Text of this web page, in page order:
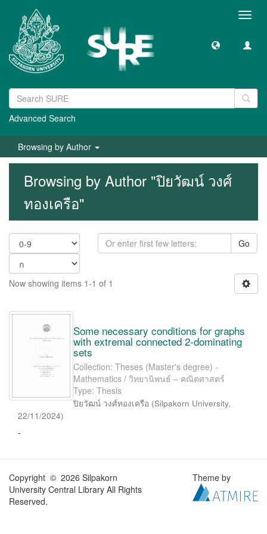
Advanced Search
Browsing by Author
Browsing by Author "ปิยวัฒน์ วงศ์
ทองเครือ"
Go
Now showing items 1-1 of 1
Some necessary conditions for graphs
with extremal connected 2-dominating
sets
Collection: Theses (Master's degree) -
Mathematics / วิทยานิพนธ์ – คณิตศาสตร์
Type: Thesis
ปิยวัฒน์ วงศ์ทองเครือ (Silpakorn University,
22/11/2024)
-
Copyright © 2026 Silpakorn
University Central Library All Rights
Reserved.
Theme by